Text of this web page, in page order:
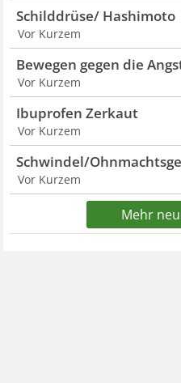
Schilddrüse/ Hashimoto
Vor Kurzem
Bewegen gegen die
Vor Kurzem
Ibuprofen Zerkaut
Vor Kurzem
Schwindel/
Vor Kurzem
Mehr